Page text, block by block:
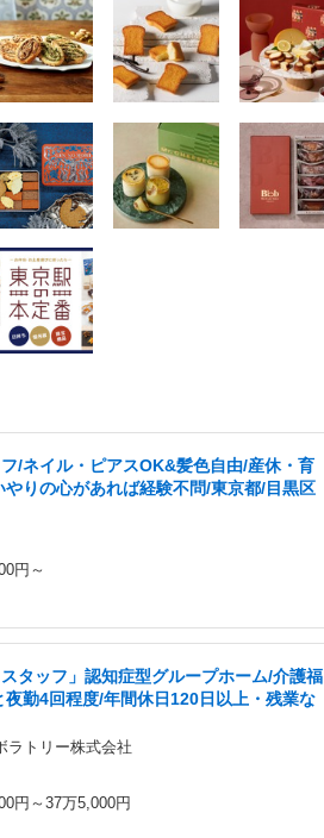
/ネイル・ピアスOK&髪色自由/産休・育
やりの心があれば経験不問/東京都/目黒区
円～
スタッフ」認知症型グループホーム/介護福
夜勤4回程度/年間休日120日以上・残業な
ラトリー株式会社
円～37万5,000円